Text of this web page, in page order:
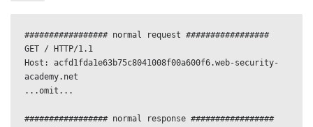
################# normal request #################
GET / HTTP/1.1
Host: acfd1fda1e63b75c8041008f00a600f6.web-security-
academy.net
...omit...
################# normal response #################